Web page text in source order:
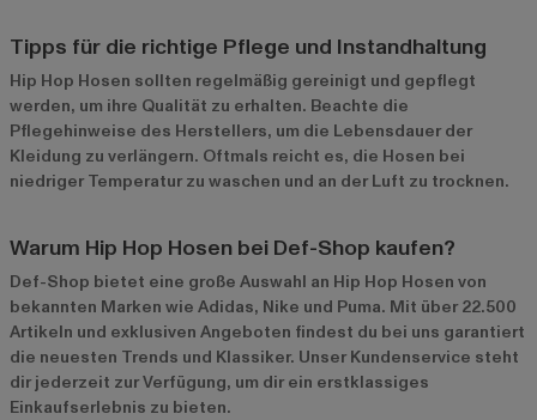
Tipps für die richtige Pflege und Instandhaltung
Hip Hop Hosen sollten regelmäßig gereinigt und gepflegt
werden, um ihre Qualität zu erhalten. Beachte die
Pflegehinweise des Herstellers, um die Lebensdauer der
Kleidung zu verlängern. Oftmals reicht es, die Hosen bei
niedriger Temperatur zu waschen und an der Luft zu trocknen.
Warum Hip Hop Hosen bei Def-Shop kaufen?
Def-Shop bietet eine große Auswahl an Hip Hop Hosen von
bekannten Marken wie Adidas, Nike und Puma. Mit über 22.500
Artikeln und exklusiven Angeboten findest du bei uns garantiert
die neuesten Trends und Klassiker. Unser Kundenservice steht
dir jederzeit zur Verfügung, um dir ein erstklassiges
Einkaufserlebnis zu bieten.